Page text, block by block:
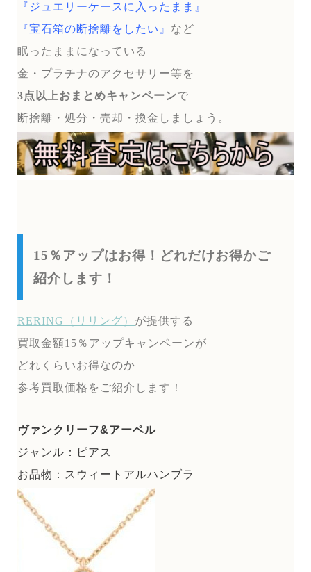
『ジュエリーケースに入ったまま』
『宝石箱の断捨離をしたい』 など
眠ったままになっている
金・プラチナのアクセサリー等を
3点以上おまとめキャンペーンで
断捨離・処分・売却・換金しましょう。
15％アップはお得！どれだけお得かご
紹介します！
RERING（リリング） が提供する
買取金額15％アップキャンペーンが
どれくらいお得なのか
参考買取価格をご紹介します！
ヴァンクリーフ&アーペル
ジャンル：ピアス
お品物：スウィートアルハンブラ